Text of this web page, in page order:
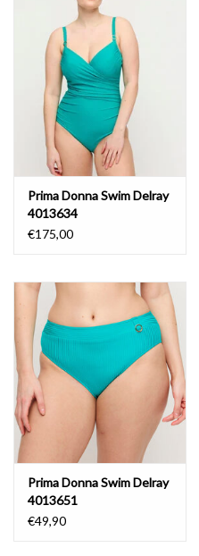
Prima Donna Swim Delray
4013634
€175,00
Prima Donna Swim Delray
4013651
€49,90